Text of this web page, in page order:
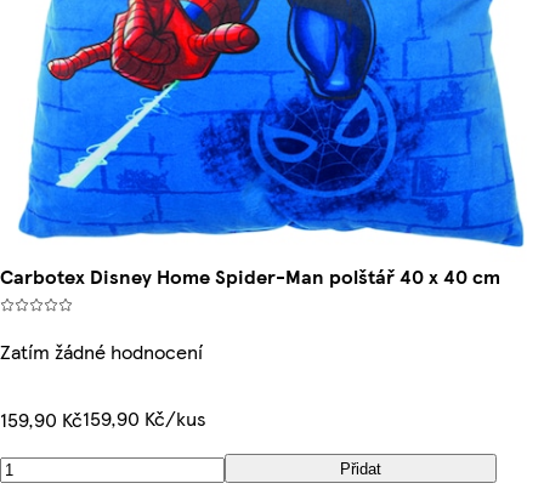
Carbotex Disney Home Spider-Man polštář 40 x 40 cm
Zatím žádné hodnocení
159,90 Kč159,90 Kč/kus
Přidat